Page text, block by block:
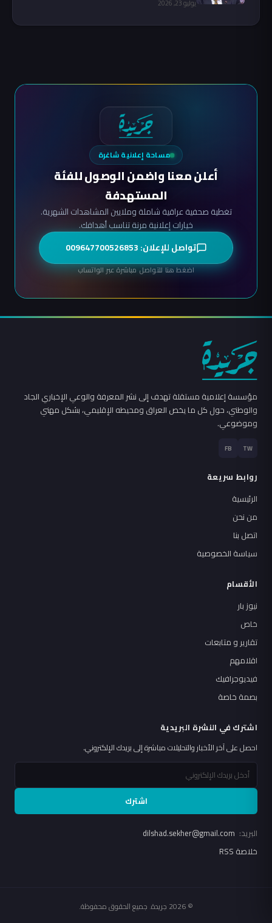
يوليو 23, 2026
مساحة إعلانية شاغرة
أعلن معنا واضمن الوصول للفئة
المستهدفة
تغطية صحفية عراقية شاملة وملايين المشاهدات الشهرية.
خيارات إعلانية مرنة تناسب أهدافك.
تواصل للإعلان: 009647700526853
اضغط هنا للتواصل مباشرة عبر الواتساب
مؤسسة إعلامية مستقلة تهدف إلى نشر المعرفة والوعي الإخباري الجاد
والوطني، حول كل ما يخص العراق ومحيطه الإقليمي، بشكل مهني
وموضوعي.
TW
FB
روابط سريعة
الرئيسية
من نحن
اتصل بنا
سياسة الخصوصية
الأقسام
نيوز بار
خاص
تقارير و متابعات
اقلامهم
فيديوجرافيك
بصمة خاصة
اشترك في النشرة البريدية
احصل على آخر الأخبار والتحليلات مباشرة إلى بريدك الإلكتروني.
اشترك
البريد:
خلاصة RSS
© 2026 جريدة. جميع الحقوق محفوظة.